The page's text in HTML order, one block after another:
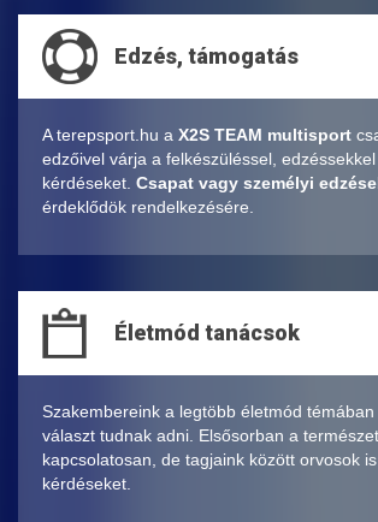
Edzés, támogatás
A terepsport.hu a X2S TEAM multisport
edzőivel várja a felkészüléssel,
kérdéseket. Csapat vagy személyi
érdeklődök rendelkezésére.
Életmód tanácsok
Szakembereink a legtöbb életmód
választ tudnak adni. Elsősorban a
kapcsolatosan, de tagjaink között orvosok
kérdéseket.